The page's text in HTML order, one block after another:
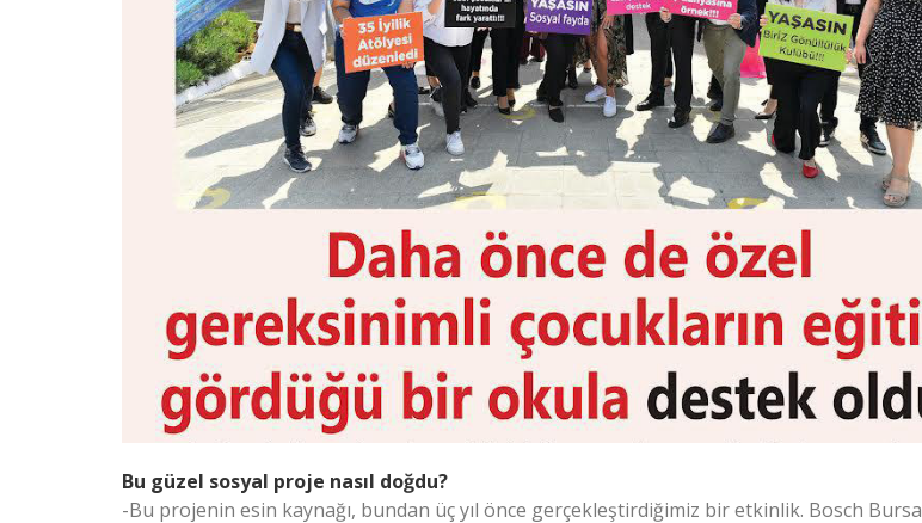
Bu güzel sosyal proje nasıl doğdu?
-Bu projenin esin kaynağı, bundan üç yıl önce gerçekleştirdiğimiz bir etkinlik. Bosch Bursa